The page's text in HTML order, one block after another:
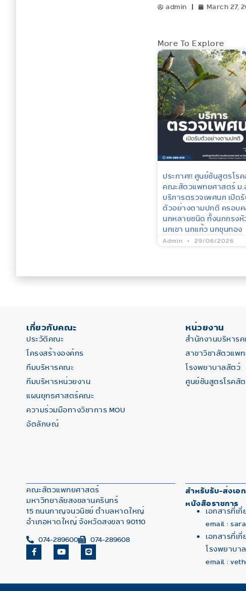
admin March 27,
More To Explore
ประกาศ!! ศูนย์ชันสูตรโร
คณะสัตวแพทยศาสตร์ ม.
บริการตรวจเพศนก เปิด
ตัวอย่างตามปกติ ครอบ
นกหลายชนิด ทั้งนกกรงหั
นกเขา นกแก้ว นกขุนทอง
Admin 29/06/2026
เกี่ยวกับคณะ
ประวัติคณะ
โครงสร้างองค์กร
ทีมบริหารคณะ
ทีมบริหารหน่วยงาน
แผนยุทธศาสตร์คณะ
ความร่วมมือทางวิชาการ MOU
อัตลักษณ์
หน่วยงาน
สำนักงานบริหาร
สาขาวิชาสัตวแพ
โรงพยาบาลสัตว์
ศูนย์ชันสูตรโรคสั
คณะสัตวแพทยศาสตร์
มหาวิทยาลัยสงขลานครินทร์
15 ถนนกาญจนวนิชย์ ตำบลหาดใหญ่
อำเภอหาดใหญ่ จังหวัดสงขลา 90110
074-289600
074-289608
สำหรับรับ-ส่งเอ
หนังสือราชการ
เอกสารที่เ
email :
เอกสารที่เ
โรงพยาบา
email :